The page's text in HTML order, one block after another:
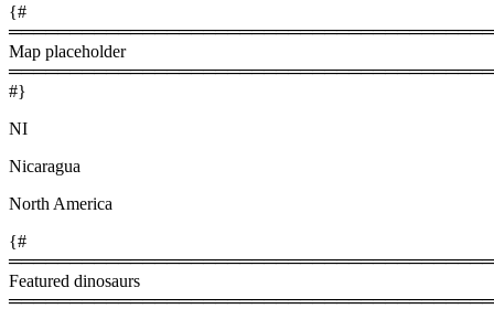
{#
Map placeholder
#}
NI
Nicaragua
North America
{#
Featured dinosaurs